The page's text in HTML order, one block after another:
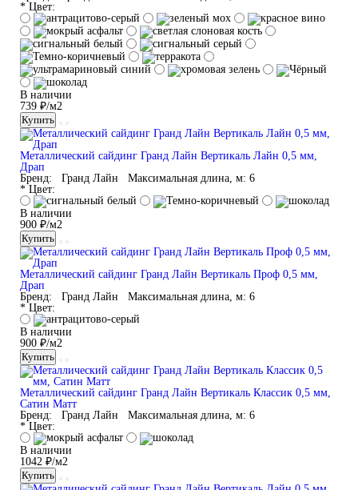
* Цвет:
В наличии
739 ₽/м2
Купить
Металлический сайдинг Гранд Лайн Вертикаль Лайн 0,5 мм,
Драп
Бренд:
Гранд Лайн Максимальная длина, м: 6
* Цвет:
В наличии
900 ₽/м2
Купить
Металлический сайдинг Гранд Лайн Вертикаль Проф 0,5 мм,
Драп
Бренд:
Гранд Лайн Максимальная длина, м: 6
* Цвет:
В наличии
900 ₽/м2
Купить
Металлический сайдинг Гранд Лайн Вертикаль Классик 0,5 мм,
Сатин Матт
Бренд:
Гранд Лайн Максимальная длина, м: 6
* Цвет:
В наличии
1042 ₽/м2
Купить